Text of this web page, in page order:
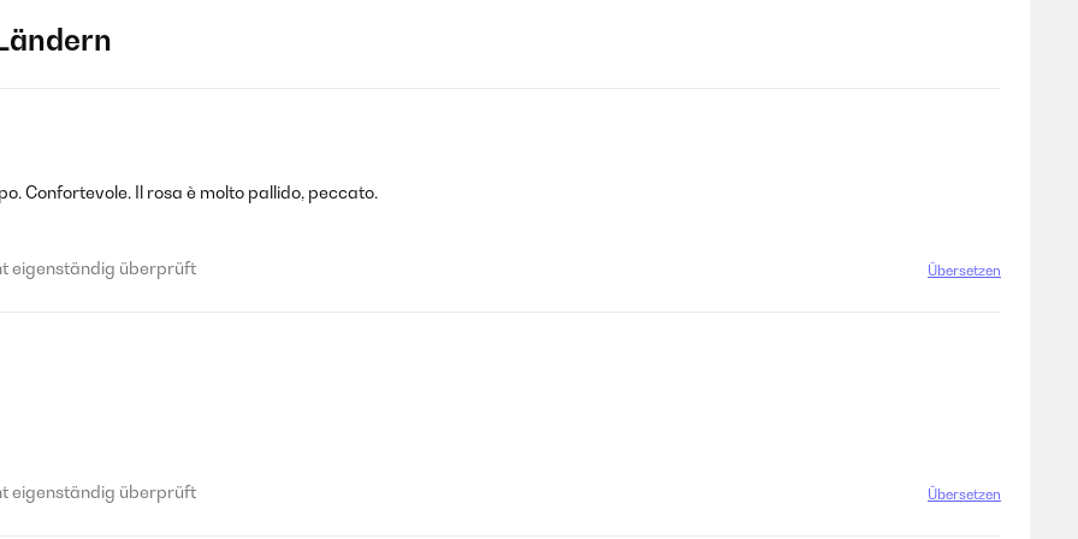
und super angenehm.
Confortevole. Il rosa è molto pallido, peccato.
eigenständig überprüft Übersetzen
eigenständig überprüft Übersetzen